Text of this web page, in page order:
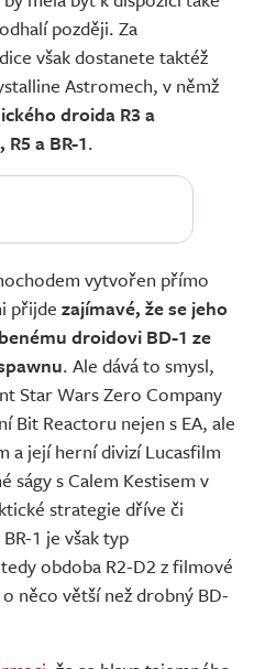
později. Za
však dostanete taktéž
Astromech, v němž
droida R3 a
a BR-1.
vytvořen přímo
přijdezajímavé, že se jeho
droidovi BD-1 ze
. Ale dává to smysl,
Star Wars Zero Company
Bit Reactoru nejen s EA, ale
a její herní divizí Lucasfilm
ságy s Calem Kestisem v
strategie dříve či
1 je však typ
obdoba R2-D2 z filmové
něco větší než drobný BD-